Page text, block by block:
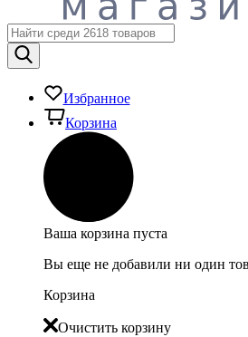
Избранное
Корзина
Ваша корзина пуста
Вы еще не добавили ни один
Корзина
Очистить корзину